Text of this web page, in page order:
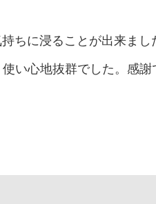
ちに浸ることが出来まし
い心地抜群でした。感謝